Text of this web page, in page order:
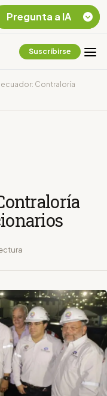
Suscribirse
Contraloría
Pregunta a IA
Chevron Ecuador